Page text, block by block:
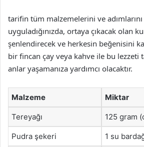
tarifin tüm malzemelerini ve
uyguladığınızda, ortaya çıkacak olan
şenlendirecek ve herkesin beğenisini
bir fincan çay veya kahve ile bu lezzeti
anlar yaşamanıza yardımcı olacaktır.
Malzeme Miktar
Tereyağı 125 gram
Pudra şekeri 1 su